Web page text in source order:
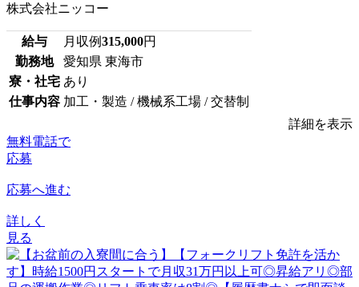
株式会社ニッコー
給与 月収例315,000円
勤務地
愛知県 東海市
寮・社宅 あり
仕事内容 加工・製造 / 機械系工場 / 交替制
詳細を表示
無料電話で
応募
応募へ進む
詳しく
見る